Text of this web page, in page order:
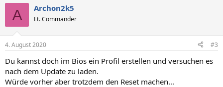
A Archon2k5
Lt. Commander
4. August 2020 #3
Du kannst doch im Bios ein Profil erstellen und versuchen es
nach dem Update zu laden.
Würde vorher aber trotzdem den Reset machen...